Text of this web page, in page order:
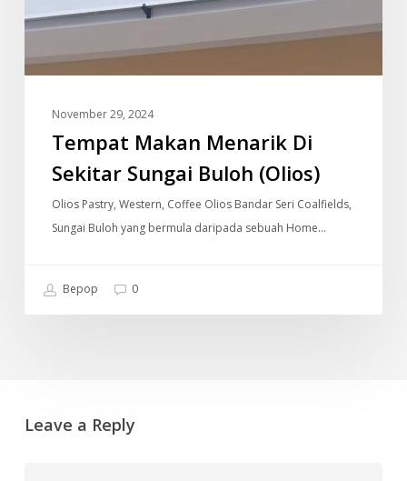
November 29, 2024
Tempat Makan Menarik Di
Sekitar Sungai Buloh (Olios)
Olios Pastry, Western, Coffee Olios Bandar Seri Coalfields,
Sungai Buloh yang bermula daripada sebuah Home…
Bepop 0
Leave a Reply